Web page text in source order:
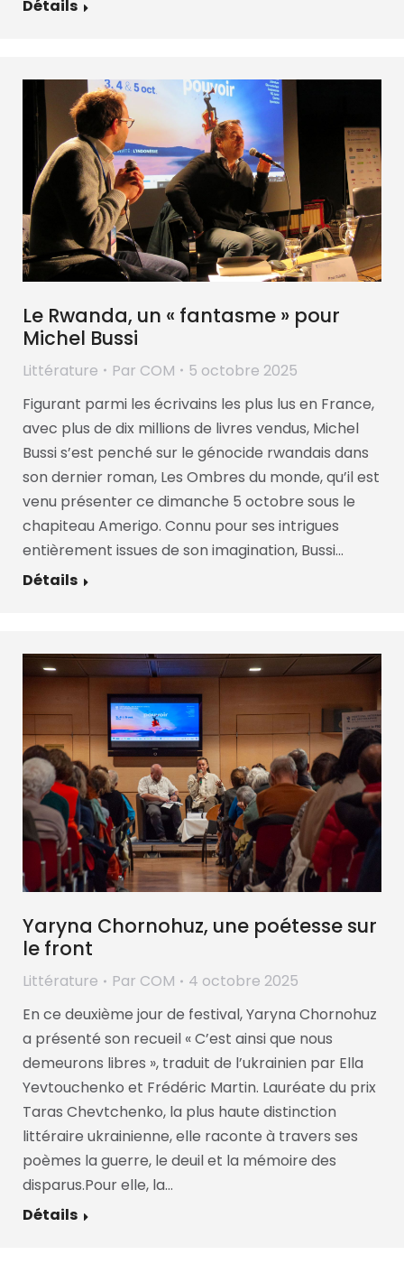
Détails
Le Rwanda, un « fantasme » pour
Michel Bussi
Littérature Par COM
5 octobre 2025
Figurant parmi les écrivains les plus lus en France,
avec plus de dix millions de livres vendus, Michel
Bussi s’est penché sur le génocide rwandais dans
son dernier roman, Les Ombres du monde, qu’il est
venu présenter ce dimanche 5 octobre sous le
chapiteau Amerigo. Connu pour ses intrigues
entièrement issues de son imagination, Bussi…
Détails
Yaryna Chornohuz, une poétesse sur
le front
Littérature Par COM
4 octobre 2025
En ce deuxième jour de festival, Yaryna Chornohuz
a présenté son recueil « C’est ainsi que nous
demeurons libres », traduit de l’ukrainien par Ella
Yevtouchenko et Frédéric Martin. Lauréate du prix
Taras Chevtchenko, la plus haute distinction
littéraire ukrainienne, elle raconte à travers ses
poèmes la guerre, le deuil et la mémoire des
disparus.Pour elle, la…
Détails